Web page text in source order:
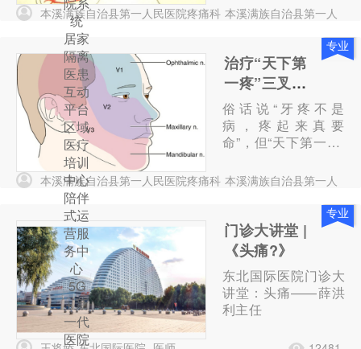
统
居家
隔离
医患
互动
平台
区域
医疗
培训
中心
陪伴
式运
营服
务中
心
5G
+ 新
一代
医院
被经常与牙疼混淆的
三叉神经痛。
本溪满族自治县第一人民医院疼痛科 本溪满族自治县第一人
医师
9142
治疗“天下第
一疼”三叉神
经痛，射频热
凝术创伤小，
安全性高
俗话说“牙疼不是
病，疼起来真要
命”，但“天下第一痛”
被经常与牙疼混淆的
三叉神经痛。
专业
本溪满族自治县第一人民医院疼痛科 本溪满族自治县第一人
医师
8999
门诊大讲堂 |
《头痛?》
东北国际医院门诊大
讲堂：头痛——薛洪
利主任
专业